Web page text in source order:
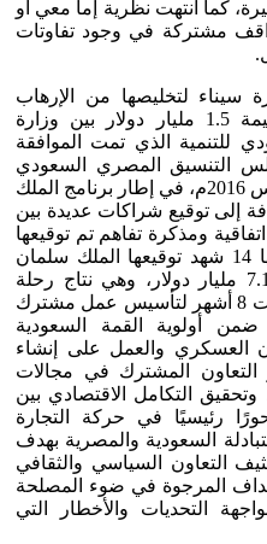
كما انتهت نظرية إما معي أو
مشتركة في وجود تفاوتات
سيناء لتخليصها من الإرهاب
والحصول على تمويل ميسر بقيمة 1.5 مليار دولار بين وزارة
للتنمية الذي تمت الموافقة
التنسيق المصري السعودي
الذي عقد في الرياض في 20 مارس 2016م، في إطار برنامج الملك
إلى توقيع شراكات عديدة بين
البلدين، ويأتي ذلك في غضون 36 اتفاقية ومذكرة تفاهم تم توقيعها
بين البلدين خلال الزيارة من بينها 14 شهد توقيعها الملك سلمان
والرئيس السيسي وتبلغ قيمتها 7.1 مليار دولار، وهي نتاج رحلة
عمل بين الرياض والقاهرة استمرت 8 أشهر لتأسيس عمل مشترك
ضمن أولوية القمة السعودية
العسكري والعمل على إنشاء
التعاون المشترك في مجالات
وتحقيق التكامل الاقتصادي بين
رئيسيًا في حركة التجارة
السعودية والمصرية بهدف
التعاون السياسي والثقافي
المرجوة في ضوء المصلحة
التحديات والأخطار التي